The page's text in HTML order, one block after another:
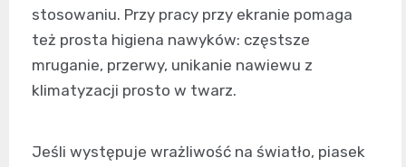
stosowaniu. Przy pracy przy ekranie pomaga
też prosta higiena nawyków: częstsze
mruganie, przerwy, unikanie nawiewu z
klimatyzacji prosto w twarz.
Jeśli występuje wrażliwość na światło, piasek